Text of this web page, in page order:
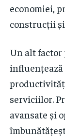
economiei,
construcții și
Un alt factor
influențează
serviciilor.
avansate și